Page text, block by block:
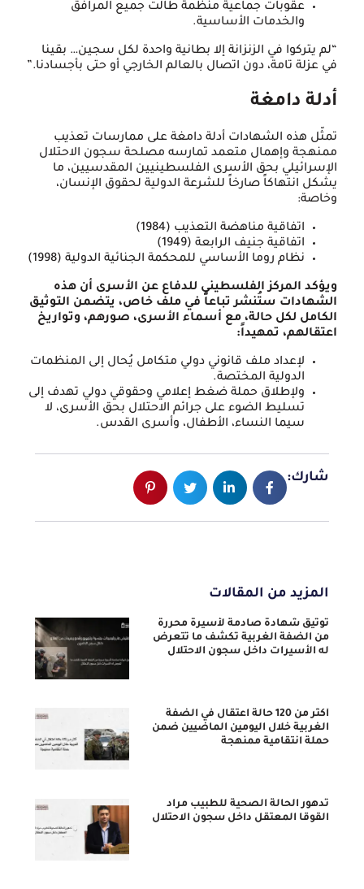
عقوبات جماعية منظمة طالت جميع المرافق
والخدمات الأساسية.
“لم يتركوا في الزنزانة إلا بطانية واحدة لكل سجين… بقينا
في عزلة تامة، دون اتصال بالعالم الخارجي أو حتى بأجسادنا.”
أدلة دامغة
تمثّل هذه الشهادات أدلة دامغة على ممارسات تعذيب
ممنهجة وإهمال متعمد تمارسه مصلحة سجون الاحتلال
الإسرائيلي بحق الأسرى الفلسطينيين المقدسيين، ما
يشكل انتهاكاً صارخاً للشرعة الدولية لحقوق الإنسان،
وخاصة:
اتفاقية مناهضة التعذيب (1984)
اتفاقية جنيف الرابعة (1949)
نظام روما الأساسي للمحكمة الجنائية الدولية (1998)
ويؤكد المركز الفلسطيني للدفاع عن الأسرى أن هذه
الشهادات ستُنشر تباعاً في ملف خاص، يتضمن التوثيق
الكامل لكل حالة، مع أسماء الأسرى، صورهم، وتواريخ
اعتقالهم، تمهيداً:
لإعداد ملف قانوني دولي متكامل يُحال إلى المنظمات
الدولية المختصة.
ولإطلاق حملة ضغط إعلامي وحقوقي دولي تهدف إلى
تسليط الضوء على جرائم الاحتلال بحق الأسرى، لا
سيما النساء، الأطفال، وأسرى القدس.
شارك:
المزيد من المقالات
توثيق شهادة صادمة لأسيرة محررة
من الضفة الغربية تكشف ما تتعرض
له الأسيرات داخل سجون الاحتلال
أكثر من 120 حالة اعتقال في الضفة
الغربية خلال اليومين الماضيين ضمن
حملة انتقامية ممنهجة
تدهور الحالة الصحية للطبيب مراد
القوقا المعتقل داخل سجون الاحتلال